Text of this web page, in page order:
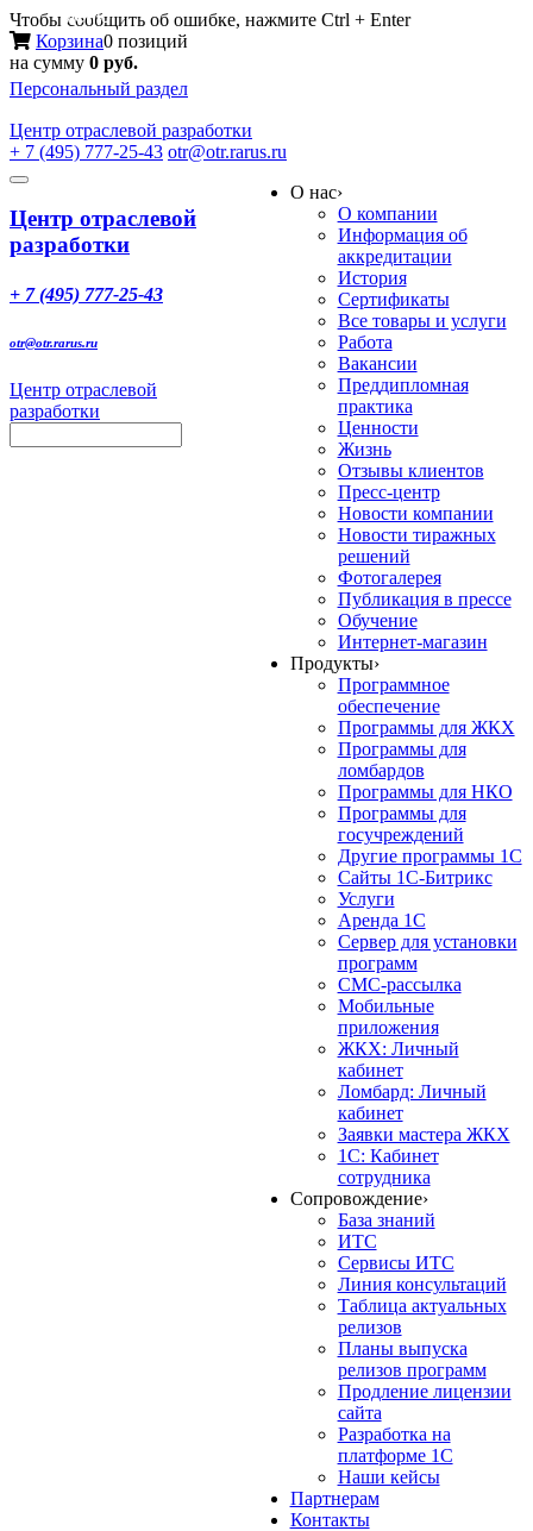
Чтобы сообщить об ошибке, нажмите Ctrl + Enter
Корзина0 позиций
на сумму 0 руб.
Персональный раздел
Центр отраслевой разработки
+ 7 (495) 777-25-43 otr@otr.rarus.ru
Toggle
Меню
Центр отраслевой
разработки
+ 7 (495) 777-25-43
otr@otr.rarus.ru
Центр отраслевой
разработки
О нас›
О компании
Информация об
аккредитации
История
Сертификаты
Все товары и услуги
Работа
Вакансии
Преддипломная
практика
Ценности
Жизнь
Отзывы клиентов
Пресс-центр
Новости компании
Новости тиражных
решений
Фотогалерея
Публикация в прессе
Обучение
Интернет-магазин
Продукты›
Программное
обеспечение
Программы для ЖКХ
Программы для
ломбардов
Программы для НКО
Программы для
госучреждений
Другие программы 1С
Сайты 1С-Битрикс
Услуги
Аренда 1С
Сервер для установки
программ
СМС-рассылка
Мобильные
приложения
ЖКХ: Личный
кабинет
Ломбард: Личный
кабинет
Заявки мастера ЖКХ
1С: Кабинет
сотрудника
Сопровождение›
База знаний
ИТС
Сервисы ИТС
Линия консультаций
Таблица актуальных
релизов
Планы выпуска
релизов программ
Продление лицензии
сайта
Разработка на
платформе 1С
Наши кейсы
Партнерам
Контакты